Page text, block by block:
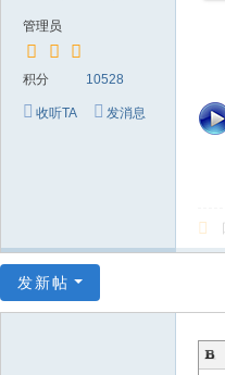
载
基
管理员
积分 10528
收听TA 发消息
发新帖